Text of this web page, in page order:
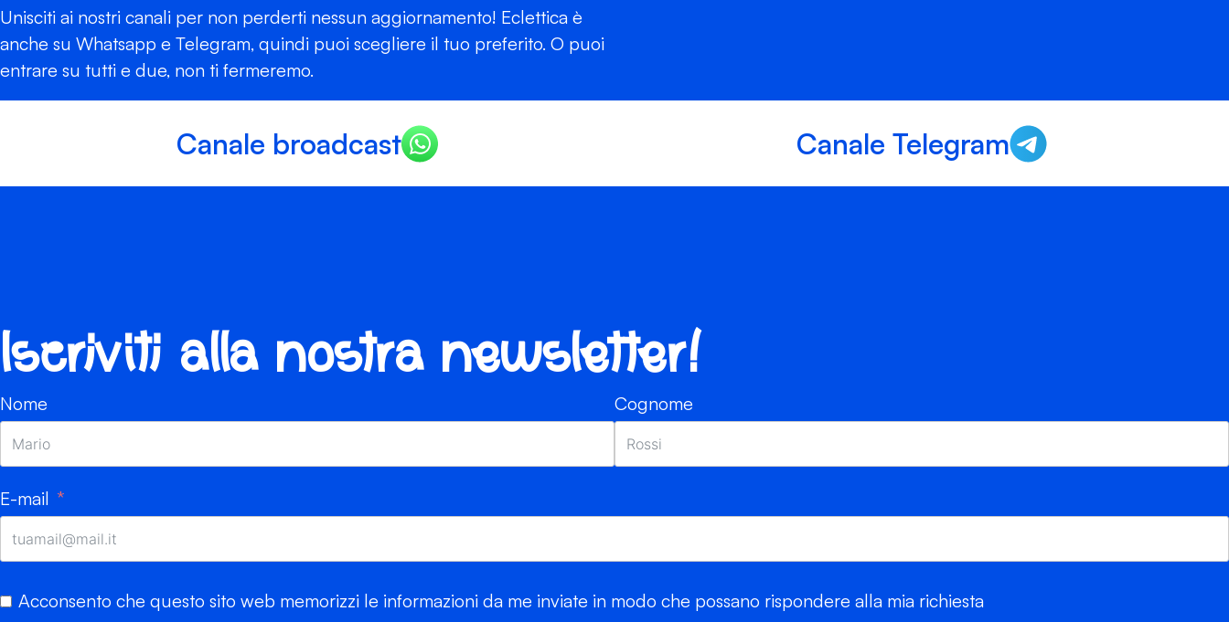
Unisciti ai nostri canali per non perderti nessun aggiornamento! Eclettica è
anche su Whatsapp e Telegram, quindi puoi scegliere il tuo preferito. O puoi
entrare su tutti e due, non ti fermeremo.
Canale broadcast Canale Telegram
Iscriviti alla nostra newsletter!
Nome Cognome
E-mail
Acconsento che questo sito web memorizzi le informazioni da me inviate in modo che possano rispondere alla mia richiesta